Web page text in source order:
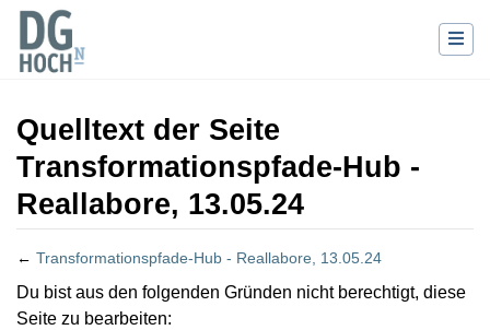
Quelltext der Seite
Transformationspfade-Hub -
Reallabore, 13.05.24
← Transformationspfade-Hub - Reallabore, 13.05.24
Wechseln zu: Navigation Suche
Du bist aus den folgenden Gründen nicht berechtigt, diese
Seite zu bearbeiten: